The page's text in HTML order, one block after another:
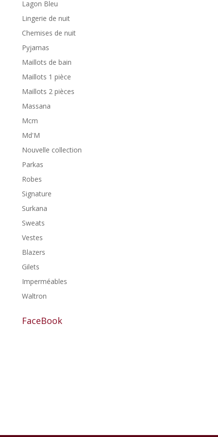
Lagon Bleu
Lingerie de nuit
Chemises de nuit
Pyjamas
Maillots de bain
Maillots 1 pièce
Maillots 2 pièces
Massana
Mcm
Md'M
Nouvelle collection
Parkas
Robes
Signature
Surkana
Sweats
Vestes
Blazers
Gilets
Imperméables
Waltron
FaceBook